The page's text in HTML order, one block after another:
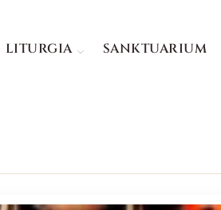
LITURGIA SANKTUARIUM